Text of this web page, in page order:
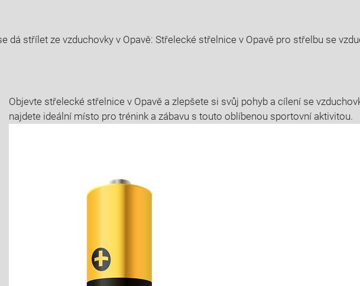
dá střílet ze vzduchovky v Opavě: Střelecké střelnice v Opavě pro střelbu se
Objevte střelecké střelnice v Opavě a zlepšete si svůj pohyb a cílení se
najdete ideální místo pro trénink a zábavu s touto oblíbenou sportovní aktivitou.